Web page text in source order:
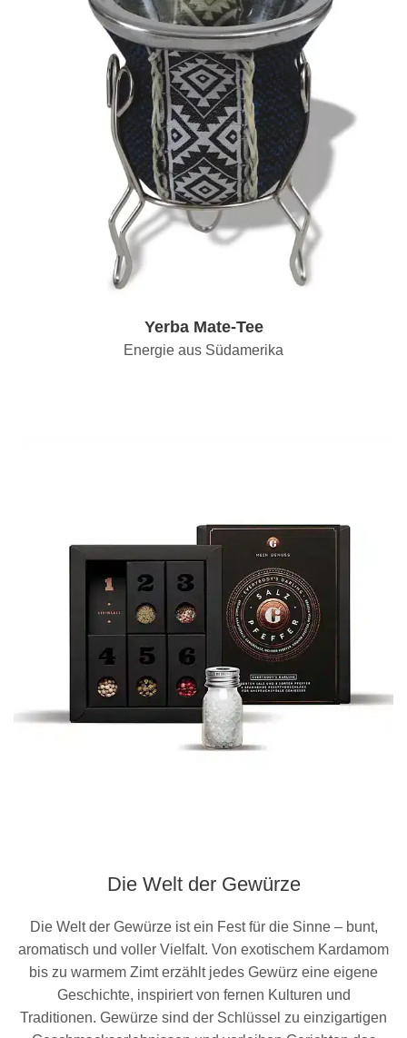
Yerba Mate-Tee
Energie aus Südamerika
Die Welt der Gewürze
Die Welt der Gewürze ist ein Fest für die Sinne – bunt,
aromatisch und voller Vielfalt. Von exotischem Kardamom
bis zu warmem Zimt erzählt jedes Gewürz eine eigene
Geschichte, inspiriert von fernen Kulturen und
Traditionen. Gewürze sind der Schlüssel zu einzigartigen